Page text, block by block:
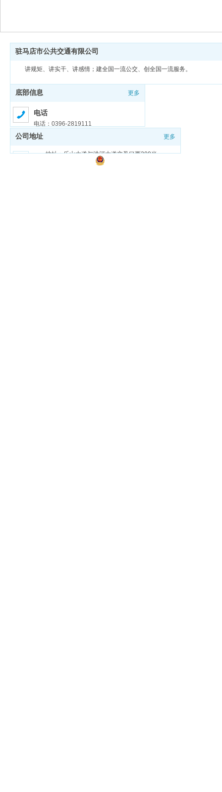
驻马店市公共交通有限公司
讲规矩、讲实干、讲感情；建全国一流公交、创全国一流服务。
底部信息 更多
电话
电话：0396-2819111
邮箱
邮箱：zmdgongjiao@sina.com
公司地址 更多
地址：乐山大道与洪河大道交叉口西200米